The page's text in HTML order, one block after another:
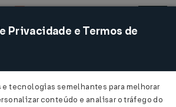
Acessar
Privacidade e Termos de
tecnologias semelhantes para melhorar
conteúdo e analisar o tráfego do